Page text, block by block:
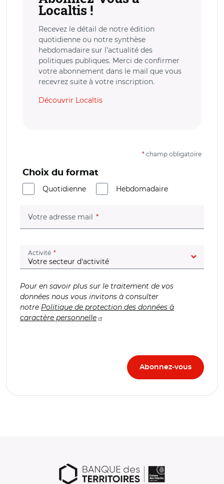
Localtis !
Recevez le détail de notre édition
quotidienne ou notre synthèse
hebdomadaire sur l’actualité des
politiques publiques. Merci de confirmer
votre abonnement dans le mail que vous
recevrez suite à votre inscription.
Découvrir Localtis
* champ obligatoire
Choix du format
Quotidienne
Hebdomadaire
Votre adresse mail (champ obligatoire)
Activité (champ obligatoire)
Pour en savoir plus sur le traitement de vos
données nous vous invitons à consulter
notre Politique de protection des données à
caractère personnelle